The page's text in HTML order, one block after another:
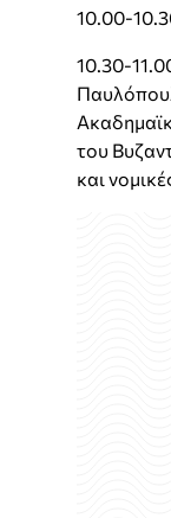
10.00-
10.30-
του
και